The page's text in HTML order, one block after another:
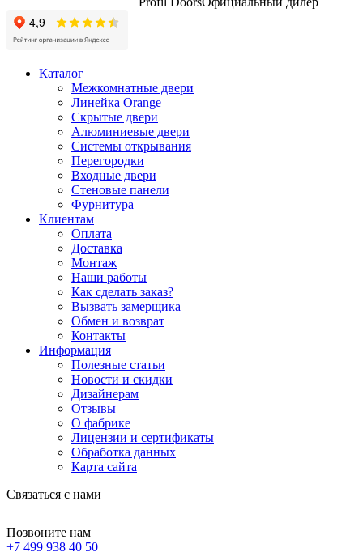
Каталог
Межкомнатные двери
Линейка Orange
Скрытые двери
Алюминиевые двери
Системы открывания
Перегородки
Входные двери
Стеновые панели
Фурнитура
Клиентам
Оплата
Доставка
Монтаж
Наши работы
Как сделать заказ?
Вызвать замерщика
Обмен и возврат
Контакты
Информация
Полезные статьи
Новости и скидки
Дизайнерам
Отзывы
О фабрике
Лицензии и сертификаты
Обработка данных
Карта сайта
Связаться с нами
Позвоните нам
+7 499 938 40 50